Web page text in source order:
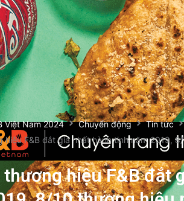
Việt Nam 2024 Chuyển động
Tin tức
hiệu F&B đắt giá nhất hành tinh năm 2019,
thương hiệu F&B đắt